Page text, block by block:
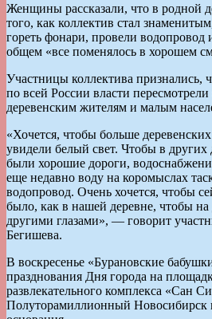
Женщины рассказали, что в родной
того, как коллектив стал
гореть фонари, провели водопровод
общем «все поменялось в хорошем
Участницы коллектива признались,
по всей России власти
деревенским жителям и малым
«Хочется, чтобы больше
увидели белый свет. Чтобы в других
были хорошие дороги,
еще недавно воду на коромыслах
водопровод. Очень хочется, чтобы
было, как в нашей деревне, чтобы
другими глазами», — говорит
Бегишева.
В воскресенье «Бурановские
празднования Дня города на
развлекательного комплекса «Сан
Полуторамиллионный Новосибирск